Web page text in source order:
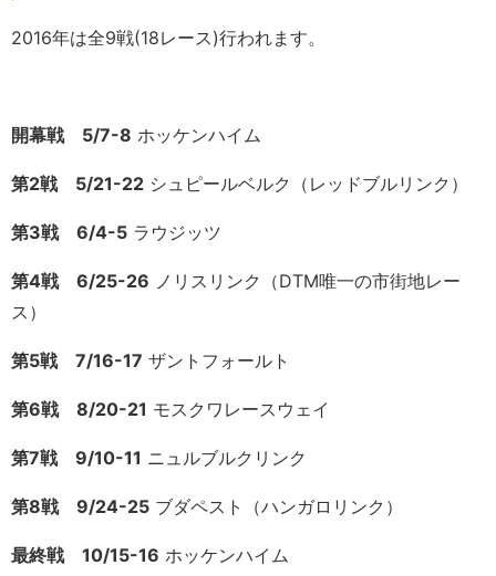
2016年は全9戦(18レース)行われます。
開幕戦 5/7-8 ホッケンハイム
第2戦 5/21-22 シュピールベルク（レッドブルリンク）
第3戦 6/4-5 ラウジッツ
第4戦 6/25-26 ノリスリンク（DTM唯一の市街地レー
ス）
第5戦 7/16-17 ザントフォールト
第6戦 8/20-21 モスクワレースウェイ
第7戦 9/10-11 ニュルブルクリンク
第8戦 9/24-25 ブダペスト（ハンガロリンク）
最終戦 10/15-16 ホッケンハイム